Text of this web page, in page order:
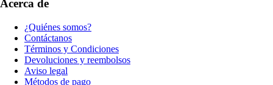
Acerca de
¿Quiénes somos?
Contáctanos
Términos y Condiciones
Devoluciones y reembolsos
Aviso legal
Métodos de pago